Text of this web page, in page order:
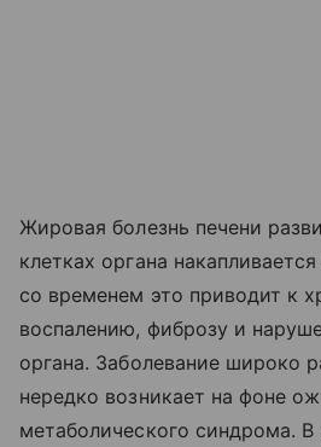
Жировая болезнь печени
клетках органа
со временем это приводит к
воспалению, фиброзу и
органа. Заболевание широко
нередко возникает на фоне
метаболического синдрома.